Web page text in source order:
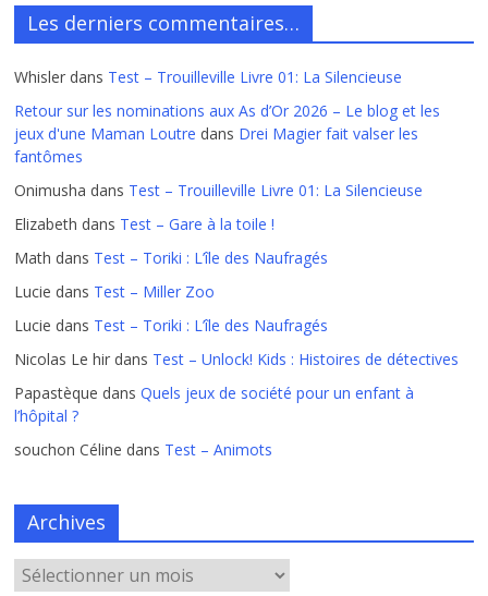
Les derniers commentaires…
Whisler dans Test – Trouilleville Livre 01: La Silencieuse
Retour sur les nominations aux As d’Or 2026 – Le blog et les
jeux d'une Maman Loutre dans Drei Magier fait valser les
fantômes
Onimusha dans Test – Trouilleville Livre 01: La Silencieuse
Elizabeth dans Test – Gare à la toile !
Math dans Test – Toriki : L’île des Naufragés
Lucie dans Test – Miller Zoo
Lucie dans Test – Toriki : L’île des Naufragés
Nicolas Le hir dans Test – Unlock! Kids : Histoires de détectives
Papastèque dansQuels jeux de société pour un enfant à
l’hôpital ?
souchon Céline dans Test – Animots
Archives